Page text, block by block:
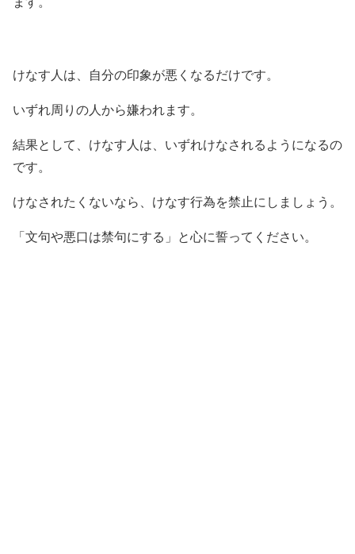
けなす人は、自分の印象が悪くなるだけです。
いずれ周りの人から嫌われます。
結果として、けなす人は、いずれけなされるようになるの
です。
けなされたくないなら、けなす行為を禁止にしましょう。
「文句や悪口は禁句にする」と心に誓ってください。